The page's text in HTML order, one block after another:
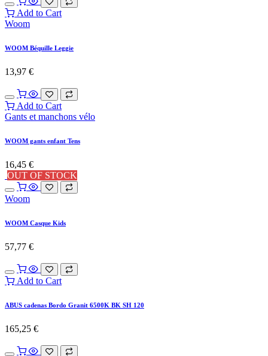
Add to Cart
Woom
WOOM Béquille Leggie
13,97 €
Add to Cart
Gants et manchons vélo
WOOM gants enfant Tens
16,45 €
OUT OF STOCK
Woom
WOOM Casque Kids
57,77 €
Add to Cart
ABUS cadenas Bordo Granit 6500K BK SH 120
165,25 €